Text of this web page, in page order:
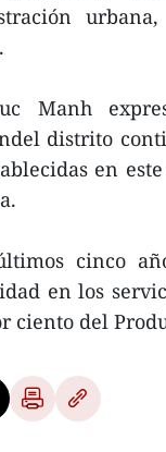
Manh
distrito
en
cinco
en los
ciento del